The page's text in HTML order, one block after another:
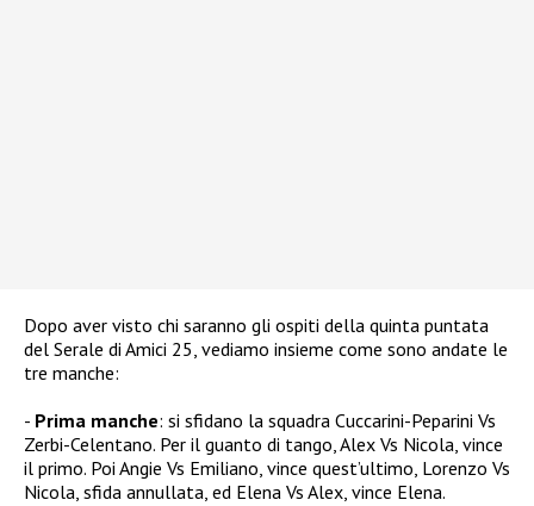
Dopo aver visto chi saranno gli ospiti della quinta puntata
del Serale di Amici 25, vediamo insieme come sono andate le
tre manche:
Prima manche: si sfidano la squadra Cuccarini-Peparini Vs
Zerbi-Celentano. Per il guanto di tango, Alex Vs Nicola, vince
il primo. Poi Angie Vs Emiliano, vince quest’ultimo, Lorenzo Vs
Nicola, sfida annullata, ed Elena Vs Alex, vince Elena.